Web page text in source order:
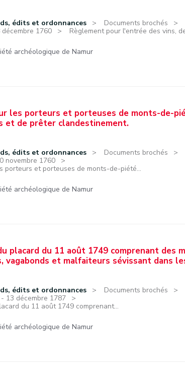
édits et ordonnances
Documents brochés
1760
Règlement pour l'entrée des vins,
archéologique de Namur
les porteurs et porteuses de monts-de-
et de prêter clandestinement.
édits et ordonnances
Documents brochés
novembre 1760
porteurs et porteuses de monts-de-piété...
archéologique de Namur
placard du 11 août 1749 comprenant des
vagabonds et malfaiteurs sévissant dans
édits et ordonnances
Documents brochés
13 décembre 1787
du 11 août 1749 comprenant...
archéologique de Namur